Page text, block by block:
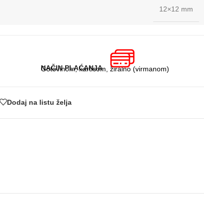
12×12 mm
NAČIN PLAĆANJA
Gotovinom, karticom, žiralno (virmanom)
Dodaj na listu želja